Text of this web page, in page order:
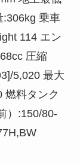
:306kg 乗車
114 エン
圧縮
5,020 最大
燃料タンク
）:150/80-